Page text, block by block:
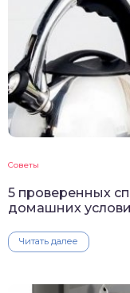
Советы
5 проверенных
домашних
Читать далее